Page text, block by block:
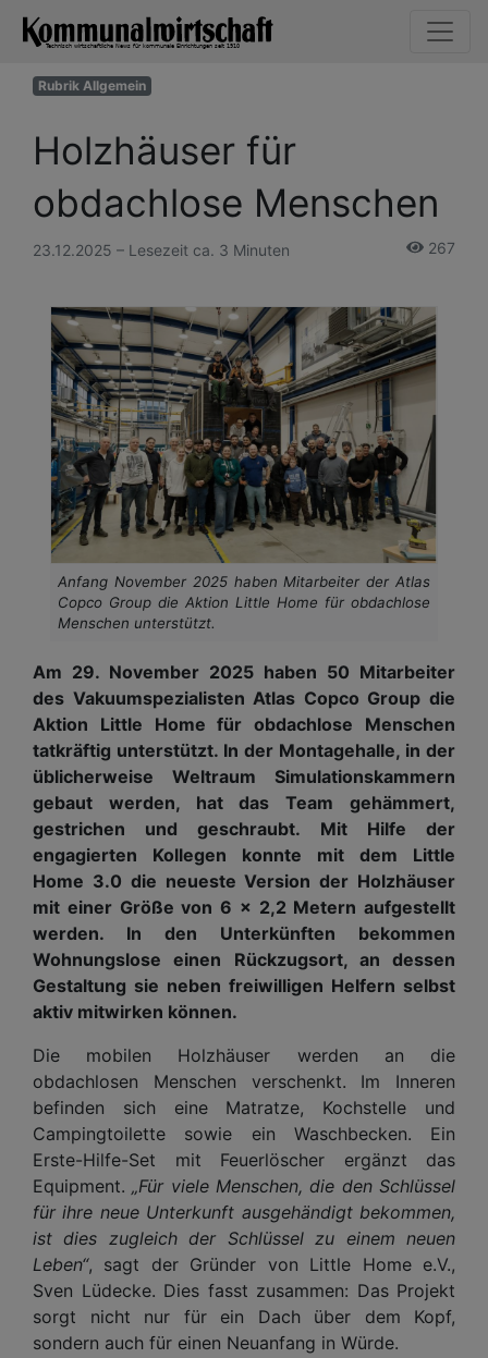
Rubrik Allgemein
Holzhäuser für
obdachlose Menschen
23.12.2025 – Lesezeit ca. 3 Minuten 267
Anfang November 2025 haben Mitarbeiter der Atlas
Copco Group die Aktion Little Home für obdachlose
Menschen unterstützt.
Am 29. November 2025 haben 50 Mitarbeiter
des Vakuumspezialisten Atlas Copco Group die
Aktion Little Home für obdachlose Menschen
tatkräftig unterstützt. In der Montagehalle, in der
üblicherweise Weltraum Simulationskammern
gebaut werden, hat das Team gehämmert,
gestrichen und geschraubt. Mit Hilfe der
engagierten Kollegen konnte mit dem Little
Home 3.0 die neueste Version der Holzhäuser
mit einer Größe von 6 x 2,2 Metern aufgestellt
werden. In den Unterkünften bekommen
Wohnungslose einen Rückzugsort, an dessen
Gestaltung sie neben freiwilligen Helfern selbst
aktiv mitwirken können.
Die mobilen Holzhäuser werden an die
obdachlosen Menschen verschenkt. Im Inneren
befinden sich eine Matratze, Kochstelle und
Campingtoilette sowie ein Waschbecken. Ein
Erste-Hilfe-Set mit Feuerlöscher ergänzt das
Equipment. „Für viele Menschen, die den Schlüssel
für ihre neue Unterkunft ausgehändigt bekommen,
ist dies zugleich der Schlüssel zu einem neuen
Leben“, sagt der Gründer von Little Home e.V.,
Sven Lüdecke. Dies fasst zusammen: Das Projekt
sorgt nicht nur für ein Dach über dem Kopf,
sondern auch für einen Neuanfang in Würde.